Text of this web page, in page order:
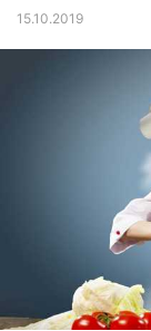
15.10.2019